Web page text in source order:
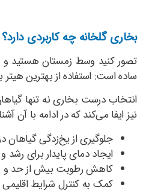
بخاری گلخانه چه کاربردی دارد؟
تصور کنید وسط زمستان هستید و
ساده است: استفاده از بهترین هیتر
انتخاب درست بخاری نه ‌تنها
نیز ایفا می‌کند که در ادامه با آن
جلوگیری از یخ‌زدگی گیاهان
ایجاد دمای پایدار برای
کاهش رطوبت بیش از حد و
کمک به کنترل شرایط